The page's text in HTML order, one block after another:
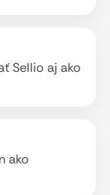
Sellio aj ako
ako